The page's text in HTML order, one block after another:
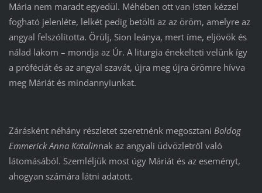
Mária nem maradt egyedül. Méhében ott van Isten kézzel
fogható jelenléte, lelkét pedig betölti az az öröm, amelyre az
angyal felszólította. Örülj, Sion leánya, mert íme, eljövök és
nálad lakom – mondja az Úr. A liturgia énekelteti velünk így
a próféciát és az angyal szavát, újra meg újra örömre hívva
meg Máriát és mindannyiunkat.
Zárásként néhány részletet szeretnénk megosztani Boldog
Emmerick Anna Katalinnak az angyali üdvözletről való
látomásából. Szemléljük most úgy Máriát és az eseményt,
ahogyan számára látni adatott.